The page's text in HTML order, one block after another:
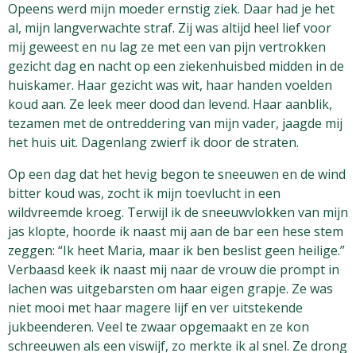
Opeens werd mijn moeder ernstig ziek. Daar had je het
al, mijn langverwachte straf. Zij was altijd heel lief voor
mij geweest en nu lag ze met een van pijn vertrokken
gezicht dag en nacht op een ziekenhuisbed midden in de
huiskamer. Haar gezicht was wit, haar handen voelden
koud aan. Ze leek meer dood dan levend. Haar aanblik,
tezamen met de ontreddering van mijn vader, jaagde mij
het huis uit. Dagenlang zwierf ik door de straten.
Op een dag dat het hevig begon te sneeuwen en de wind
bitter koud was, zocht ik mijn toevlucht in een
wildvreemde kroeg. Terwijl ik de sneeuwvlokken van mijn
jas klopte, hoorde ik naast mij aan de bar een hese stem
zeggen: “Ik heet Maria, maar ik ben beslist geen heilige.”
Verbaasd keek ik naast mij naar de vrouw die prompt in
lachen was uitgebarsten om haar eigen grapje. Ze was
niet mooi met haar magere lijf en ver uitstekende
jukbeenderen. Veel te zwaar opgemaakt en ze kon
schreeuwen als een viswijf, zo merkte ik al snel. Ze drong